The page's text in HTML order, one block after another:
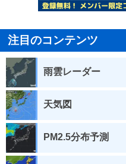
注目のコンテンツ
雨雲レーダー
天気図
PM2.5分布予測